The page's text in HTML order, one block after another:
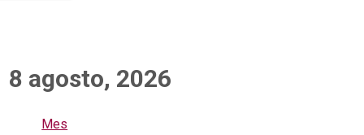
8 agosto, 2026
Mes